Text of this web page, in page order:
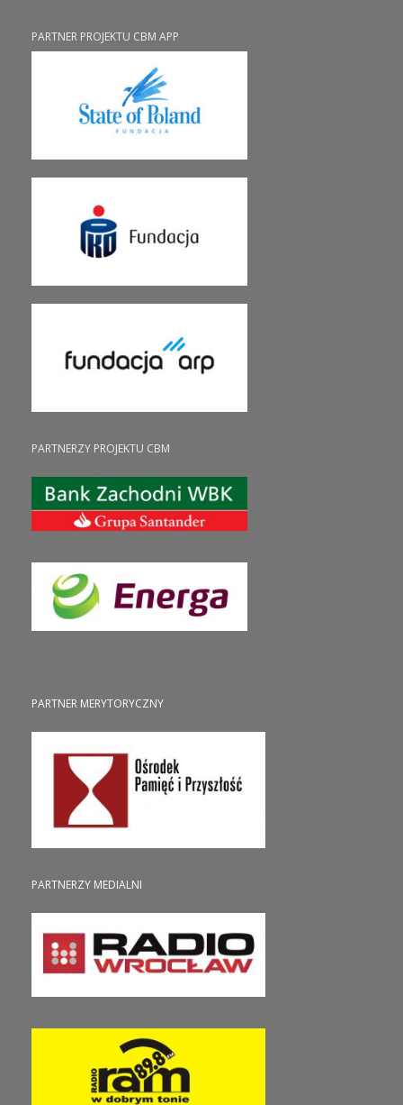
PARTNER PROJEKTU CBM APP
PARTNERZY PROJEKTU CBM
PARTNER MERYTORYCZNY
PARTNERZY MEDIALNI